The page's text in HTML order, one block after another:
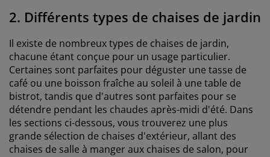
2. Différents types de chaises de jardin
Il existe de nombreux types de chaises de jardin,
chacune étant conçue pour un usage particulier.
Certaines sont parfaites pour déguster une tasse de
café ou une boisson fraîche au soleil à une table de
bistrot, tandis que d'autres sont parfaites pour se
détendre pendant les chaudes après-midi d'été. Dans
les sections ci-dessous, vous trouverez une plus
grande sélection de chaises d'extérieur, allant des
chaises de salle à manger aux chaises de salon, pour